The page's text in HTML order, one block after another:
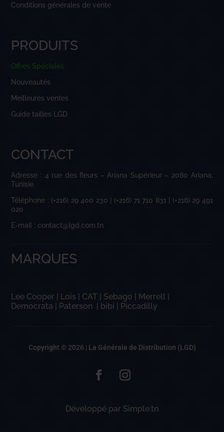
Conditions générales de vente
PRODUITS
Offres Spéciales
Nouveautés
Meilleures ventes
Guide tailles LGD
CONTACT
Adresse : 4 rue des fleurs – Ariana Supérieur – 2080 Ariana,
Tunisie.
Téléphone : (+216) 29 400 230 | (+216) 71 710 831 | (+216) 29 491
020
E-mail : contact@lgd.com.tn
MARQUES
Lee Cooper | Lois | CAT | Sebago | Merrell |
Democrata | Paterson | bibi | Piccadilly
Copyright © 2026 | La Générale de Distribution (LGD)
Développé par Simple.tn